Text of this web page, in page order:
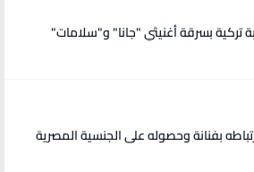
بسرقة أغنيتَي "جانا" و"سلامات"
بفنانة وحصوله على الجنسية المصرية